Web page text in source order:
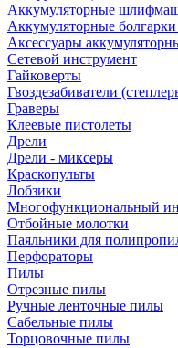
Аккумуляторные
Аккумуляторные
Аксессуары
Сетевой инструмент
Гайковерты
Гвоздезабиватели
Граверы
Клеевые пистолеты
Дрели
Дрели - миксеры
Краскопульты
Лобзики
Многофункциональный
Отбойные молотки
Паяльники для
Перфораторы
Пилы
Отрезные пилы
Ручные ленточные пилы
Сабельные пилы
Торцовочные пилы